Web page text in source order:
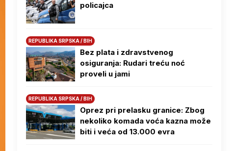
policajca
REPUBLIKA SRPSKA / BIH
Bez plata i zdravstvenog
osiguranja: Rudari treću noć
proveli u jami
REPUBLIKA SRPSKA / BIH
Oprez pri prelasku granice: Zbog
nekoliko komada voća kazna može
biti i veća od 13.000 evra